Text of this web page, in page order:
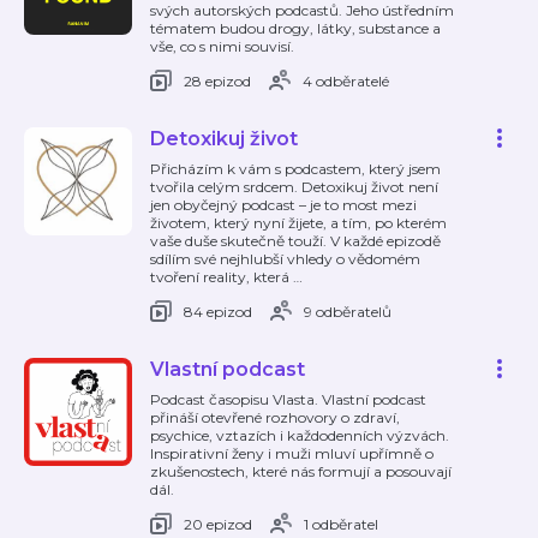
svých autorských podcastů. Jeho ústředním
tématem budou drogy, látky, substance a
vše, co s nimi souvisí.
28 epizod
4 odběratelé
Detoxikuj život
Přicházím k vám s podcastem, který jsem
tvořila celým srdcem. Detoxikuj život není
jen obyčejný podcast – je to most mezi
životem, který nyní žijete, a tím, po kterém
vaše duše skutečně touží. V každé epizodě
sdílím své nejhlubší vhledy o vědomém
tvoření reality, která …
84 epizod
9 odběratelů
Vlastní podcast
Podcast časopisu Vlasta. Vlastní podcast
přináší otevřené rozhovory o zdraví,
psychice, vztazích i každodenních výzvách.
Inspirativní ženy i muži mluví upřímně o
zkušenostech, které nás formují a posouvají
dál.
20 epizod
1 odběratel